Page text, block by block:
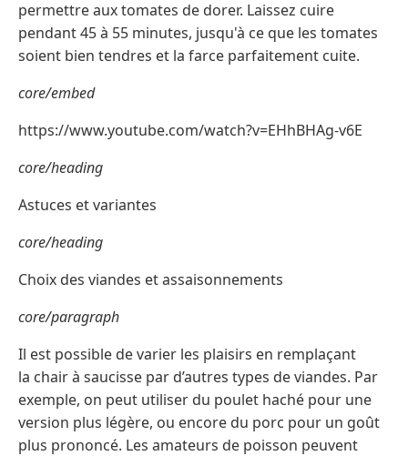
permettre aux tomates de dorer. Laissez cuire
pendant 45 à 55 minutes, jusqu'à ce que les tomates
soient bien tendres et la farce parfaitement cuite.
core/embed
https://www.youtube.com/watch?v=EHhBHAg-v6E
core/heading
Astuces et variantes
core/heading
Choix des viandes et assaisonnements
core/paragraph
Il est possible de varier les plaisirs en remplaçant
la chair à saucisse par d’autres types de viandes. Par
exemple, on peut utiliser du poulet haché pour une
version plus légère, ou encore du porc pour un goût
plus prononcé. Les amateurs de poisson peuvent